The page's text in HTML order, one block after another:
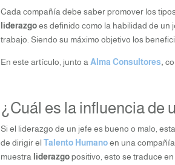
Cada compañía debe saber promover los
liderazgoes definido como la habilidad de
trabajo. Siendo su máximo objetivo los
En este artículo, junto a Alma Consultores,
¿Cuál es la influencia de
Si el liderazgo de un jefe es bueno o malo,
de dirigir elTalento Humano en una
muestra liderazgopositivo, esto se traduce en